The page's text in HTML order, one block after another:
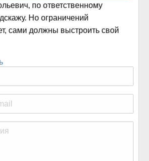
по ответственному
Но ограничений
сами должны выстроить свой